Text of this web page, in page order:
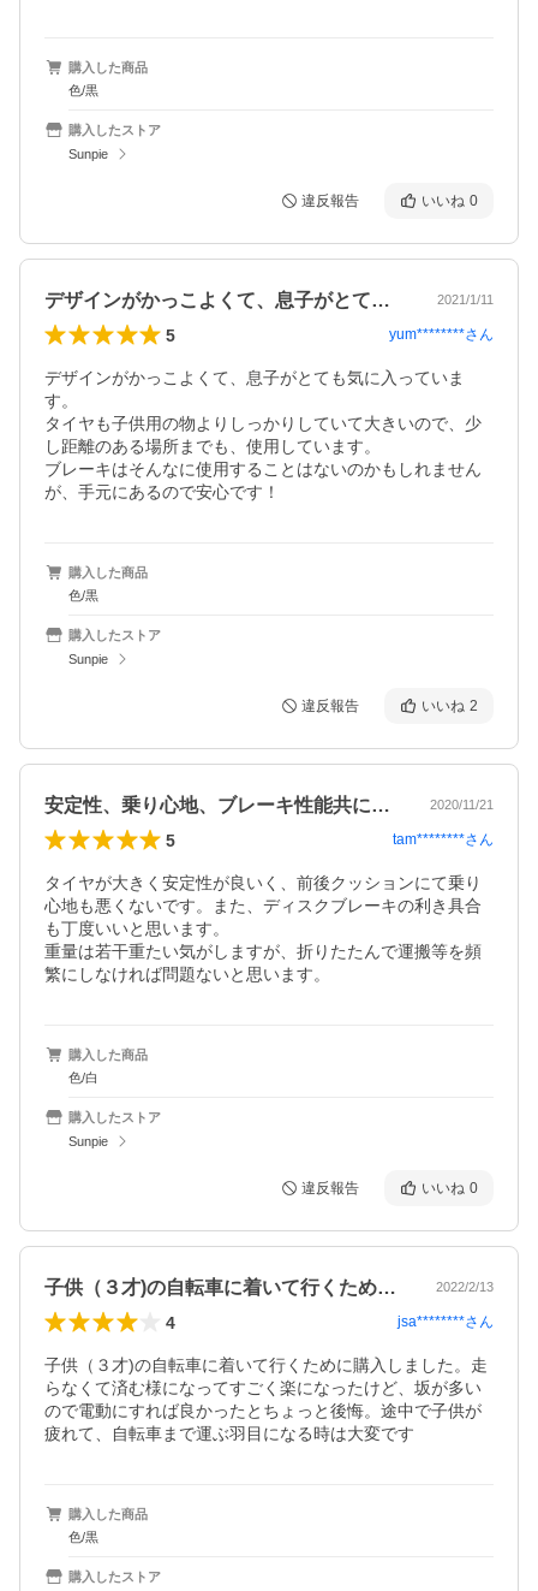
購入した商品
色/黒
購入したストア
Sunpie
違反報告 いいね 0
デザインがかっこよくて、息子がとても気… 2021/1/11
5 yum********さん
デザインがかっこよくて、息子がとても気に入っていま
す。
タイヤも子供用の物よりしっかりしていて大きいので、少
し距離のある場所までも、使用しています。
ブレーキはそんなに使用することはないのかもしれません
が、手元にあるので安心です！
購入した商品
色/黒
購入したストア
Sunpie
違反報告 いいね 2
安定性、乗り心地、ブレーキ性能共に満足 2020/11/21
5 tam********さん
タイヤが大きく安定性が良いく、前後クッションにて乗り
心地も悪くないです。また、ディスクブレーキの利き具合
も丁度いいと思います。
重量は若干重たい気がしますが、折りたたんで運搬等を頻
繁にしなければ問題ないと思います。
購入した商品
色/白
購入したストア
Sunpie
違反報告 いいね 0
子供（３才)の自転車に着いて行くために… 2022/2/13
4 jsa********さん
子供（３才)の自転車に着いて行くために購入しました。走
らなくて済む様になってすごく楽になったけど、坂が多い
ので電動にすれば良かったとちょっと後悔。途中で子供が
疲れて、自転車まで運ぶ羽目になる時は大変です
購入した商品
色/黒
購入したストア